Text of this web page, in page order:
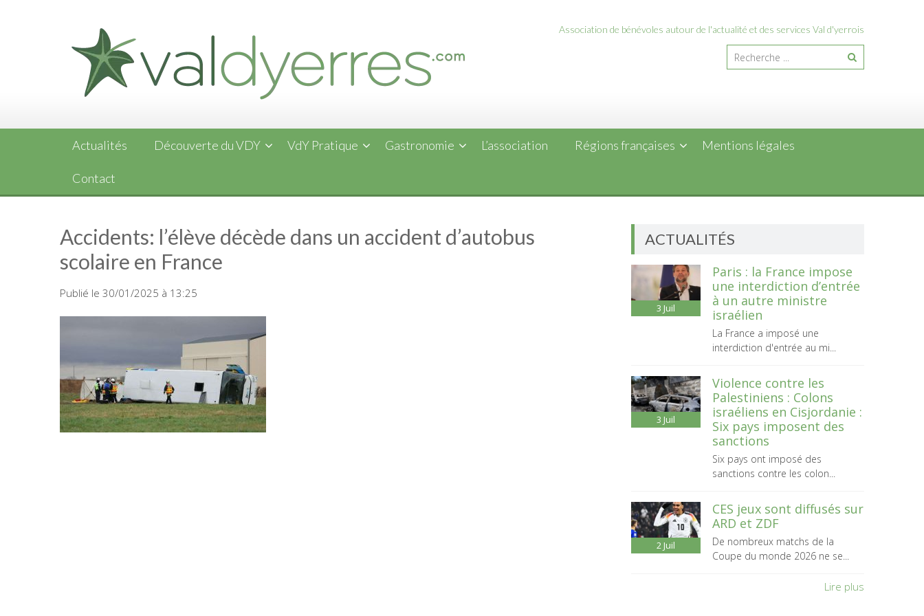
Association de bénévoles autour de l'actualité et des services Val d'yerrois
Actualités Découverte du VDY VdY Pratique Gastronomie L’association Régions françaises Mentions légales
Contact
Accidents: l’élève décède dans un accident d’autobus
scolaire en France
Publié le 30/01/2025 à 13:25
ACTUALITÉS
3 Juil
Paris : la France impose
une interdiction d’entrée
à un autre ministre
israélien
La France a imposé une
interdiction d'entrée au mi...
3 Juil
Violence contre les
Palestiniens : Colons
israéliens en Cisjordanie :
Six pays imposent des
sanctions
Six pays ont imposé des
sanctions contre les colon...
2 Juil
CES jeux sont diffusés sur
ARD et ZDF
De nombreux matchs de la
Coupe du monde 2026 ne se...
Lire plus